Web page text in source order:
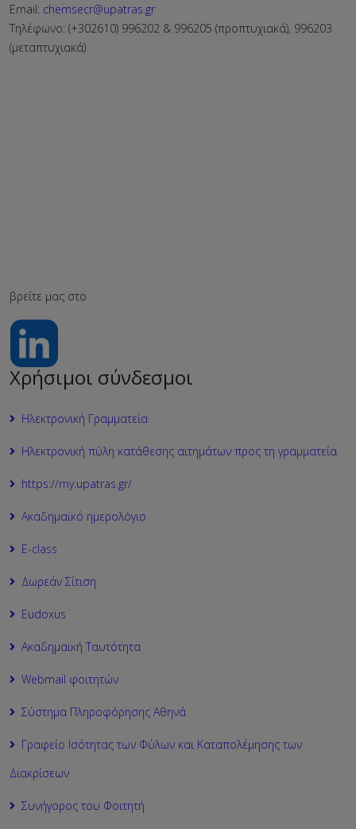
Email: chemsecr@upatras.gr
Τηλέφωνο: (+302610) 996202 & 996205 (προπτυχιακά), 996203
(μεταπτυχιακά)
βρείτε μας στο
Χρήσιμοι σύνδεσμοι
Ηλεκτρονική Γραμματεία
Ηλεκτρονική πύλη κατάθεσης αιτημάτων προς τη γραμματεία
https://my.upatras.gr/
Ακαδημαϊκό ημερολόγιο
Ε-class
Δωρεάν Σίτιση
Εudoxus
Ακαδημαϊκή Ταυτότητα
Webmail φοιτητών
Σύστημα Πληροφόρησης Αθηνά
Γραφείο Ισότητας των Φύλων και Καταπολέμησης των
Διακρίσεων
Συνήγορος του Φοιτητή